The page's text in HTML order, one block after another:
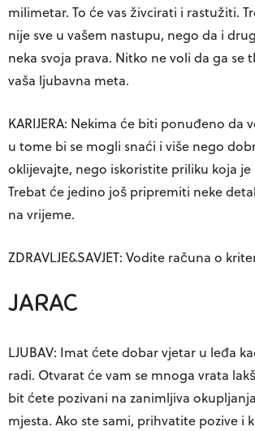
milimetar. To će vas živcirati i rastužiti.
nije sve u vašem nastupu, nego da i
neka svoja prava. Nitko ne voli da ga se
vaša ljubavna meta.
KARIJERA: Nekima će biti ponuđeno da
u tome bi se mogli snaći i više nego
oklijevajte, nego iskoristite priliku koja je
Trebat će jedino još pripremiti neke
na vrijeme.
ZDRAVLJE&SAVJET: Vodite računa o
JARAC
LJUBAV: Imat ćete dobar vjetar u leđa
radi. Otvarat će vam se mnoga vrata
bit ćete pozivani na zanimljiva
mjesta. Ako ste sami, prihvatite pozive i